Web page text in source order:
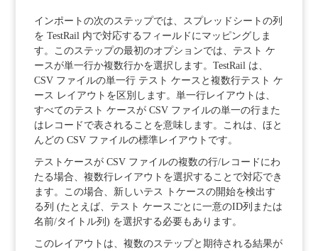
インポートの次のステップでは、スプレッドシートの列
を TestRail 内で対応するフィールドにマッピングしま
す。このステップの最初のオプションでは、テスト ケ
ースが単一行か複数行かを選択します。TestRail は、
CSV ファイルの単一行 テスト ケースと複数行テスト ケ
ース レイアウトを区別します。単一行レイアウトは、
すべてのテスト ケースが CSV ファイルの単一の行また
はレコードで表されることを意味します。これは、ほと
んどの CSV ファイルの標準レイアウトです。
テストケースが CSV ファイルの複数の行/レコードにわ
たる場合、複数行レイアウトを選択することで対応でき
ます。この場合、新しいテス トケースの開始を検出す
る列 (たとえば、テスト ケースごとに一意のID列または
名前/タイトル列) を選択する必要もあります。
このレイアウトは、複数のステップと期待される結果が